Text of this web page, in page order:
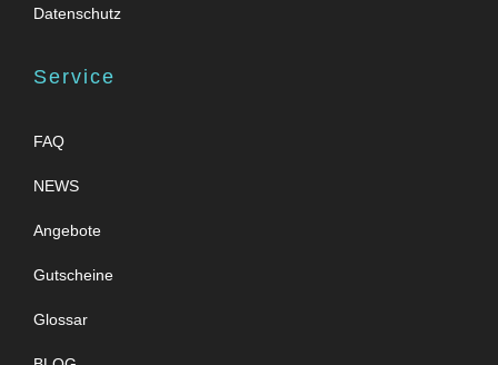
Datenschutz
Service
FAQ
NEWS
Angebote
Gutscheine
Glossar